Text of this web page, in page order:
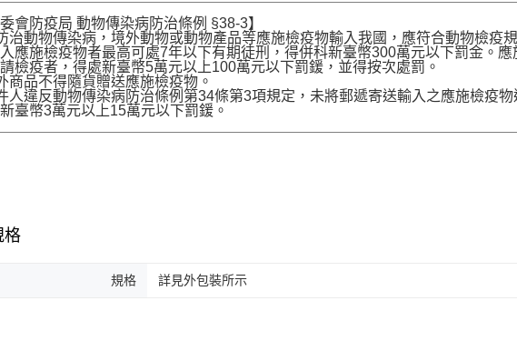
委會防疫局 動物傳染病防治條例 §38-3】
治動物傳染病，境外動物或動物產品等應施檢疫物輸入我國，應符合動物檢疫
應施檢疫物者最高可處7年以下有期徒刑，得併科新臺幣300萬元以下罰金。
檢疫者，得處新臺幣5萬元以上100萬元以下罰鍰，並得按次處罰。
商品不得隨貨贈送應施檢疫物。
人違反動物傳染病防治條例第34條第3項規定，未將郵遞寄送輸入之應施檢疫
臺幣3萬元以上15萬元以下罰鍰。
格
規格 詳見外包裝所示